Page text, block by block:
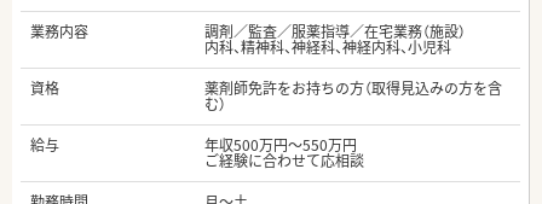
業務内容
調剤／監査／服薬指導／在宅業務（施設）
内科、精神科、神経科、神経内科、小児科
資格
薬剤師免許をお持ちの方（取得見込みの方を含
む）
給与
年収500万円～550万円
ご経験に合わせて応相談